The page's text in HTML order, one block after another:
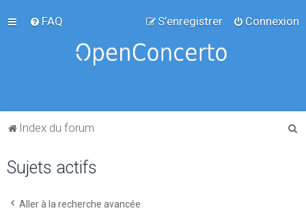
FAQ Connexion
S’enregistrer
Index du forum
Sujets actifs
Aller à la recherche avancée